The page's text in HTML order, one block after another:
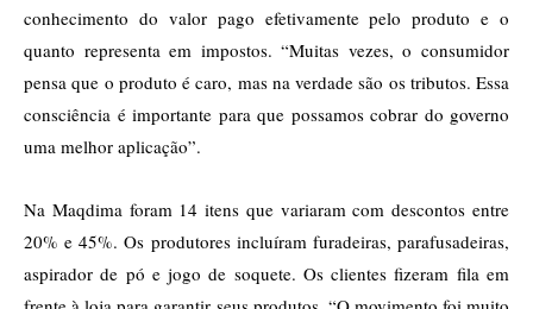
conhecimento do valor pago efetivamente pelo produto e o
quanto representa em impostos. “Muitas vezes, o consumidor
pensa que o produto é caro, mas na verdade são os tributos. Essa
consciência é importante para que possamos cobrar do governo
uma melhor aplicação”.
Na Maqdima foram 14 itens que variaram com descontos entre
20% e 45%. Os produtores incluíram furadeiras, parafusadeiras,
aspirador de pó e jogo de soquete. Os clientes fizeram fila em